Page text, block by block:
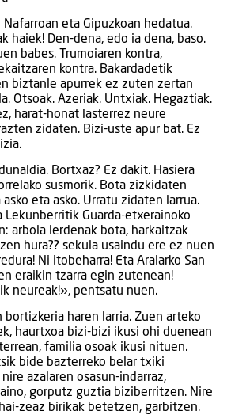
Nafarroan eta Gipuzkoan hedatua.
haiek! Den-dena, edo ia dena, baso.
babes. Trumoiaren kontra,
kontra. Bakardadetik
biztanle apurrek ez zuten zertan
Otsoak. Azeriak. Untxiak. Hegaztiak.
harat-honat lasterrez neure
zidaten. Bizi-uste apur bat. Ez
Bortxaz? Ez dakit. Hasiera
susmorik. Bota zizkidaten
eta asko. Urratu zidaten larrua.
Lekunberritik Guarda-etxerainoko
arbola lerdenak bota, harkaitzak
hura?? sekula usaindu ere ez nuen
Ni itobeharra! Eta Aralarko San
eraikin tzarra egin zutenean!
neureak!», pentsatu nuen.
haren larria. Zuen arteko
haurtxoa bizi-bizi ikusi ohi duenean
familia osoak ikusi nituen.
bide bazterreko belar txiki
azalaren osasun-indarraz,
gorputz guztia biziberritzen. Nire
zeaz birikak betetzen, garbitzen.